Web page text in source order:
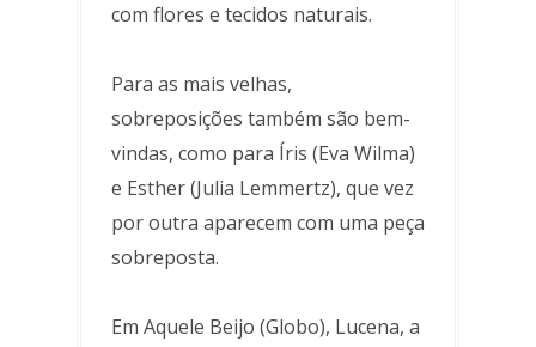
com flores e tecidos naturais.
Para as mais velhas,
sobreposições também são bem-
vindas, como para Íris (Eva Wilma)
e Esther (Julia Lemmertz), que vez
por outra aparecem com uma peça
sobreposta.
Em Aquele Beijo (Globo), Lucena, a